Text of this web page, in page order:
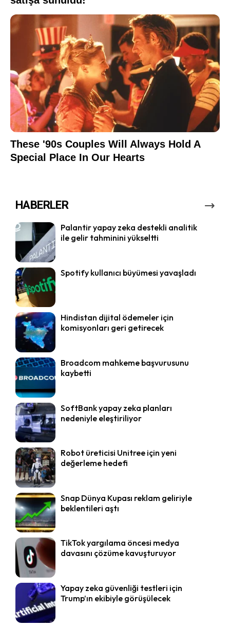
HABERLER
Palantir yapay zeka destekli analitik
ile gelir tahminini yükseltti
Spotify kullanıcı büyümesi yavaşladı
Hindistan dijital ödemeler için
komisyonları geri getirecek
Broadcom mahkeme başvurusunu
kaybetti
SoftBank yapay zeka planları
nedeniyle eleştiriliyor
Robot üreticisi Unitree için yeni
değerleme hedefi
Snap Dünya Kupası reklam geliriyle
beklentileri aştı
TikTok yargılama öncesi medya
davasını çözüme kavuşturuyor
Yapay zeka güvenliği testleri için
Trump’ın ekibiyle görüşülecek